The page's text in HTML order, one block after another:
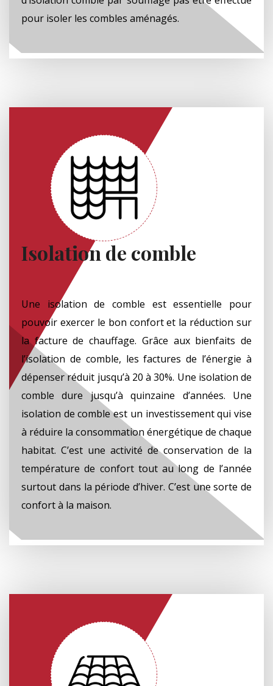
pour isoler les combles aménagés.
Isolation de comble
Une isolation de comble est essentielle pour
pouvoir exercer le bon confort et la réduction sur
la facture de chauffage. Grâce aux bienfaits de
l’isolation de comble, les factures de l’énergie à
dépenser réduit jusqu’à 20 à 30%. Une isolation de
comble dure jusqu’à quinzaine d’années. Une
isolation de comble est un investissement qui vise
à réduire la consommation énergétique de chaque
habitat. C’est une activité de conservation de la
température de confort tout au long de l’année
surtout dans la période d’hiver. C’est une sorte de
confort à la maison.